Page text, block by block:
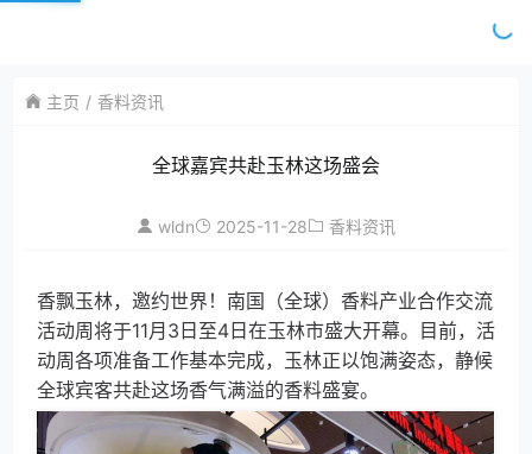
主页 香料资讯
全球嘉宾共赴玉林这场盛会
wldn 2025-11-28 香料资讯
香飘玉林，邀约世界！南国（全球）香料产业合作交流
活动周将于11月3日至4日在玉林市盛大开幕。目前，活
动周各项准备工作基本完成，玉林正以饱满姿态，静候
全球宾客共赴这场香气满溢的香料盛宴。